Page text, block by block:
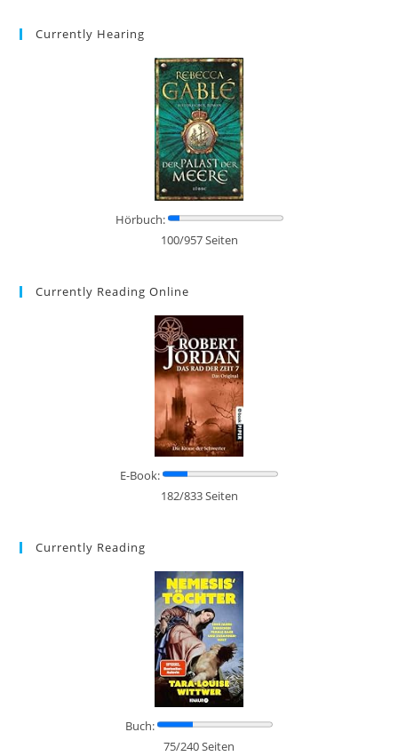
Currently Hearing
Hörbuch:
100/957 Seiten
Currently Reading Online
E-Book:
182/833 Seiten
Currently Reading
Buch:
75/240 Seiten